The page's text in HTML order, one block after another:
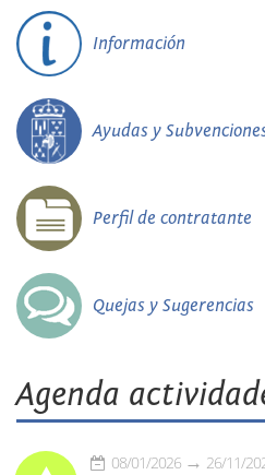
Información
Ayudas y
Perfil de contratante
Quejas y Sugerencias
Agenda
08/01/2026 26/11/